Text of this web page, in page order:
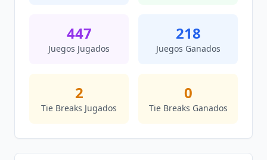
447
Juegos Jugados
218
Juegos Ganados
2
Tie Breaks Jugados
0
Tie Breaks Ganados